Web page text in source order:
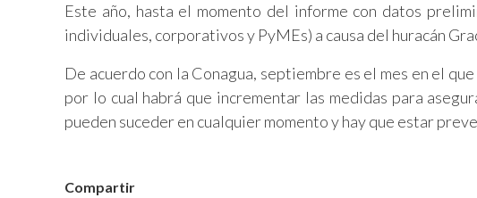
Este año, hasta el momento del informe con datos
individuales, corporativos y PyMEs) a causa del huracán
De acuerdo con la Conagua, septiembre es el mes en el
por lo cual habrá que incrementar las medidas para
pueden suceder en cualquier momento y hay que estar
Compartir